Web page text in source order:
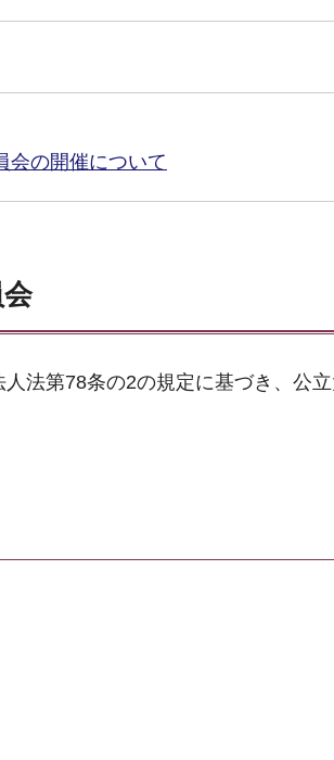
会の開催について
法第78条の2の規定に基づき、公